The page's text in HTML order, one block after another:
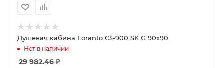
Душевая кабина Loranto CS-900 SK G 90x90
Нет в наличии
29 982.46 ₽